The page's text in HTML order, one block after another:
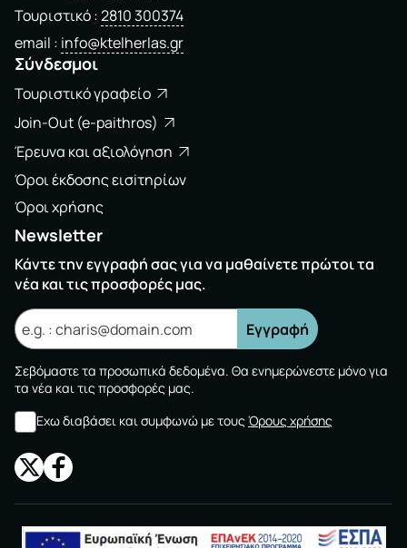
Τουριστικό 2810 300374
email info@ktelherlas.gr
Σύνδεσμοι
Τουριστικό γραφείο
Join-Out (e-paithros)
Έρευνα και αξιολόγηση
Όροι έκδοσης εισiτηρίων
Όροι χρήσης
Newsletter
Κάντε την εγγραφή σας για να μαθαίνετε πρώτοι τα
νέα και τις προσφορές μας.
Εγγραφή
Σεβόμαστε τα προσωπικά δεδομένα. Θα ενημερώνεστε μόνο για
τα νέα και τις προσφορές μας.
Εχω διαβάσει και συμφωνώ με τους Όρους χρήσης